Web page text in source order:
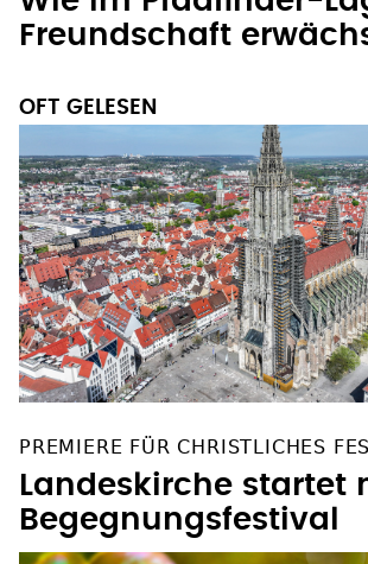
Freundschaft
Landeskirche startet
Begegnungsfestival